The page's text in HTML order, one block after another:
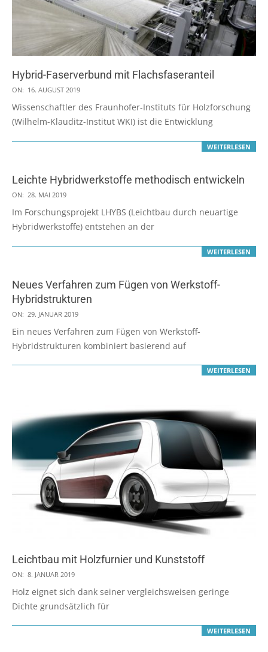
Hybrid-Faserverbund mit Flachsfaseranteil
2019-
08-
16
ON: 16. AUGUST 2019
Wissenschaftler des Fraunhofer-Instituts für Holzforschung
(Wilhelm-Klauditz-Institut WKI) ist die Entwicklung
WEITERLESEN
Leichte Hybridwerkstoffe methodisch entwickeln
2019-
05-
28
ON: 28. MAI 2019
Im Forschungsprojekt LHYBS (Leichtbau durch neuartige
Hybridwerkstoffe) entstehen an der
WEITERLESEN
Neues Verfahren zum Fügen von Werkstoff-
Hybridstrukturen
2019-
01-
29
ON: 29. JANUAR 2019
Ein neues Verfahren zum Fügen von Werkstoff-
Hybridstrukturen kombiniert basierend auf
WEITERLESEN
Leichtbau mit Holzfurnier und Kunststoff
2019-
01-
08
ON: 8. JANUAR 2019
Holz eignet sich dank seiner vergleichsweisen geringe
Dichte grundsätzlich für
WEITERLESEN